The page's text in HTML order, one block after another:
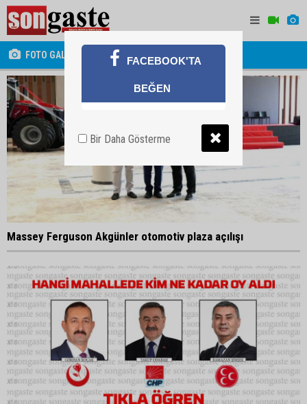
FOTO GALERİ
Massey Ferguson Akgünler otomotiv plaza açılışı
FACEBOOK'TA
BEĞEN
Bir Daha Gösterme